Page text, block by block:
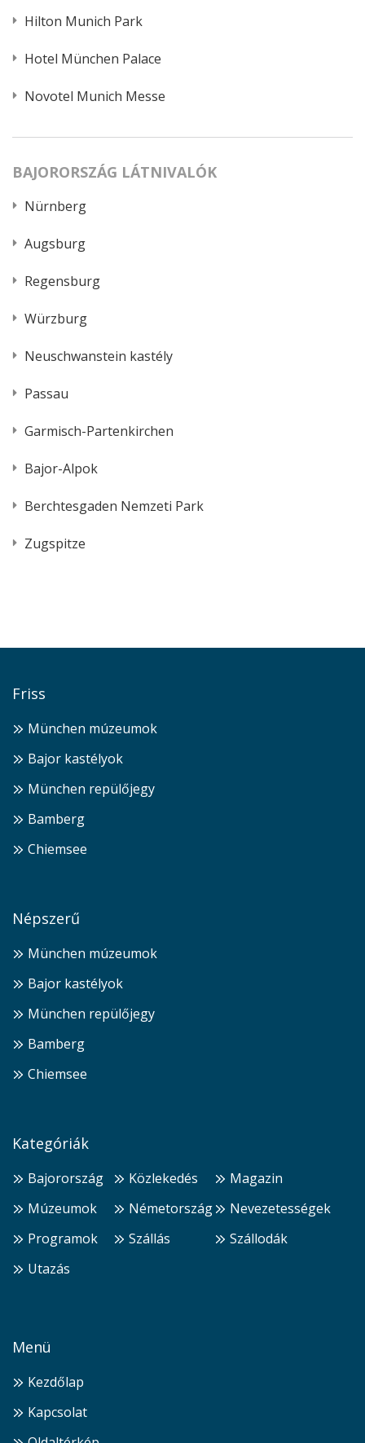
Hilton Munich Park
Hotel München Palace
Novotel Munich Messe
BAJORORSZÁG LÁTNIVALÓK
Nürnberg
Augsburg
Regensburg
Würzburg
Neuschwanstein kastély
Passau
Garmisch-Partenkirchen
Bajor-Alpok
Berchtesgaden Nemzeti Park
Zugspitze
Friss
München múzeumok
Bajor kastélyok
München repülőjegy
Bamberg
Chiemsee
Népszerű
München múzeumok
Bajor kastélyok
München repülőjegy
Bamberg
Chiemsee
Kategóriák
Bajorország Közlekedés
Magazin
Múzeumok
Németország
Nevezetességek
Programok
Szállás
Szállodák
Utazás
Menü
Kezdőlap
Kapcsolat